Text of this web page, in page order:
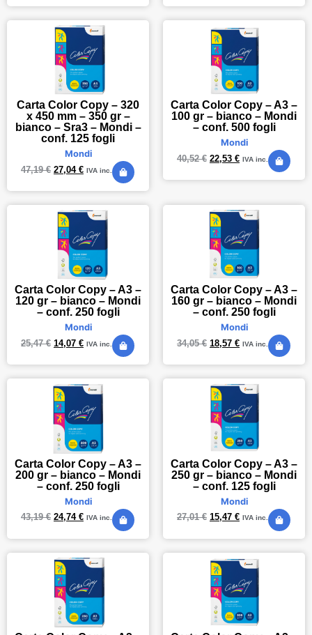
Carta Color Copy – 320
x 450 mm – 350 gr –
bianco – Sra3 – Mondi –
conf. 125 fogli
Mondi
47,19€ 27,04 € IVA inc.
Carta Color Copy – A3 –
100 gr – bianco – Mondi
– conf. 500 fogli
Mondi
40,52€ 22,53 € IVA inc.
Carta Color Copy – A3 –
120 gr – bianco – Mondi
– conf. 250 fogli
Mondi
25,47€ 14,07 € IVA inc.
Carta Color Copy – A3 –
160 gr – bianco – Mondi
– conf. 250 fogli
Mondi
34,05€ 18,57 € IVA inc.
Carta Color Copy – A3 –
200 gr – bianco – Mondi
– conf. 250 fogli
Mondi
43,19€ 24,74 € IVA inc.
Carta Color Copy – A3 –
250 gr – bianco – Mondi
– conf. 125 fogli
Mondi
27,01€ 15,47 € IVA inc.